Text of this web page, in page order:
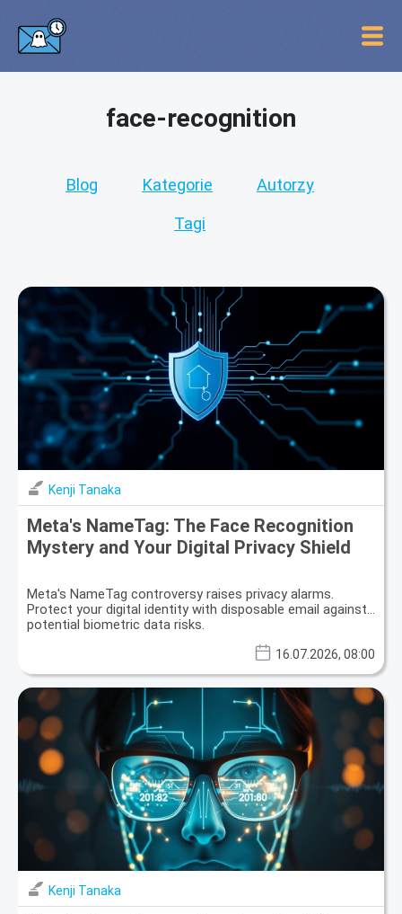
face-recognition
Blog Kategorie Autorzy
Tagi
Kenji Tanaka
Meta's NameTag: The Face Recognition
Mystery and Your Digital Privacy Shield
Meta's NameTag controversy raises privacy alarms.
Protect your digital identity with disposable email against
potential biometric data risks.
16.07.2026, 08:00
Kenji Tanaka